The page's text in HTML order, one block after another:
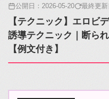
公開日： 2026-05-20 最終更新
【テクニック】エロビ
誘導テクニック｜断ら
【例文付き】